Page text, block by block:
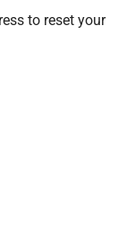
to reset your